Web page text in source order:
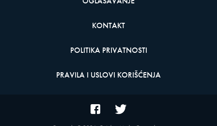
KONTAKT
POLITIKA PRIVATNOSTI
PRAVILA I USLOVI KORIŠĆENJA